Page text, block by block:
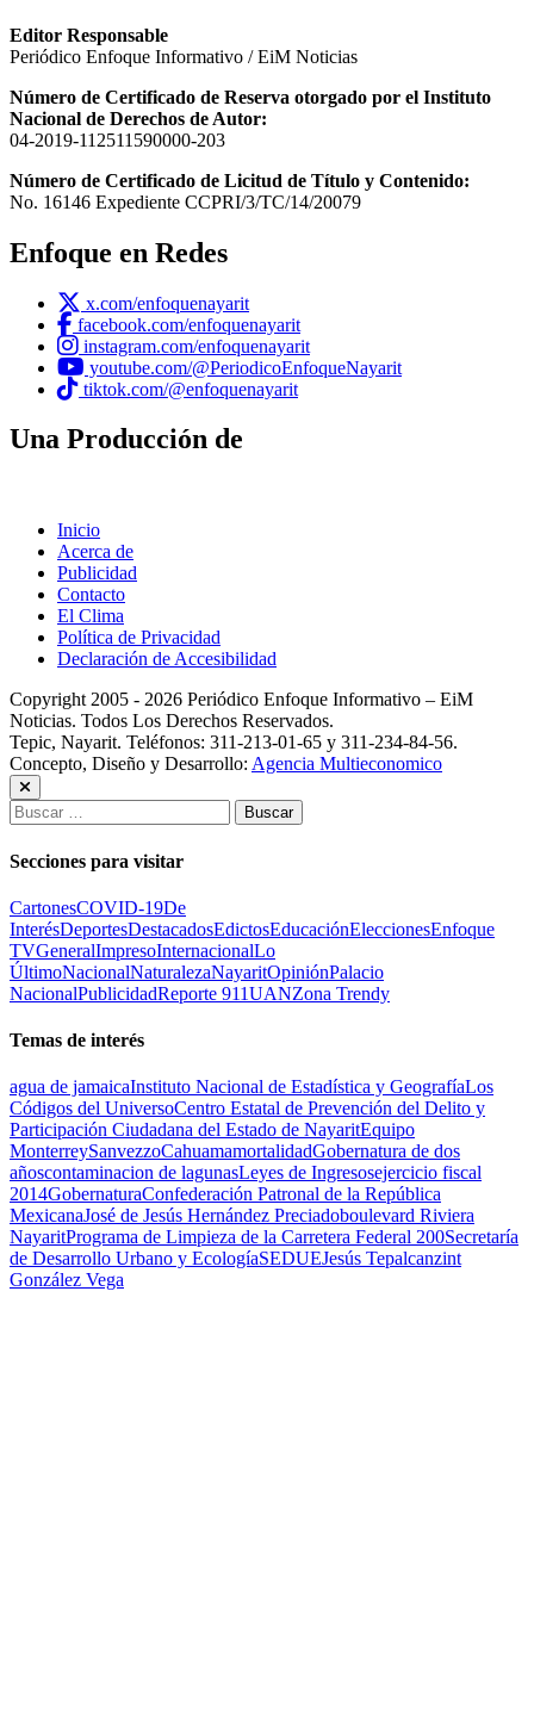
Editor Responsable
Periódico Enfoque Informativo / EiM Noticias
Número de Certificado de Reserva otorgado por el Instituto
Nacional de Derechos de Autor:
04-2019-112511590000-203
Número de Certificado de Licitud de Título y Contenido:
No. 16146 Expediente CCPRI/3/TC/14/20079
Enfoque en Redes
x.com/enfoquenayarit
facebook.com/enfoquenayarit
instagram.com/enfoquenayarit
youtube.com/@PeriodicoEnfoqueNayarit
tiktok.com/@enfoquenayarit
Una Producción de
Inicio
Acerca de
Publicidad
Contacto
El Clima
Política de Privacidad
Declaración de Accesibilidad
Copyright 2005 - 2026 Periódico Enfoque Informativo – EiM
Noticias. Todos Los Derechos Reservados.
Tepic, Nayarit. Teléfonos: 311-213-01-65 y 311-234-84-56.
Concepto, Diseño y Desarrollo: Agencia Multieconomico
Buscar:
Secciones para visitar
CartonesCOVID-19De
InterésDeportesDestacadosEdictosEducaciónEleccionesEnfoque
TVGeneralImpresoInternacionalLo
ÚltimoNacionalNaturalezaNayaritOpiniónPalacio
NacionalPublicidadReporte 911UANZona Trendy
Temas de interés
agua de jamaicaInstituto Nacional de Estadística y GeografíaLos
Códigos del UniversoCentro Estatal de Prevención del Delito y
Participación Ciudadana del Estado de NayaritEquipo
MonterreySanvezzoCahuamamortalidadGobernatura de dos
añoscontaminacion de lagunasLeyes de Ingresosejercicio fiscal
2014GobernaturaConfederación Patronal de la República
MexicanaJosé de Jesús Hernández Preciadoboulevard Riviera
NayaritPrograma de Limpieza de la Carretera Federal 200Secretaría
de Desarrollo Urbano y EcologíaSEDUEJesús Tepalcanzint
González Vega